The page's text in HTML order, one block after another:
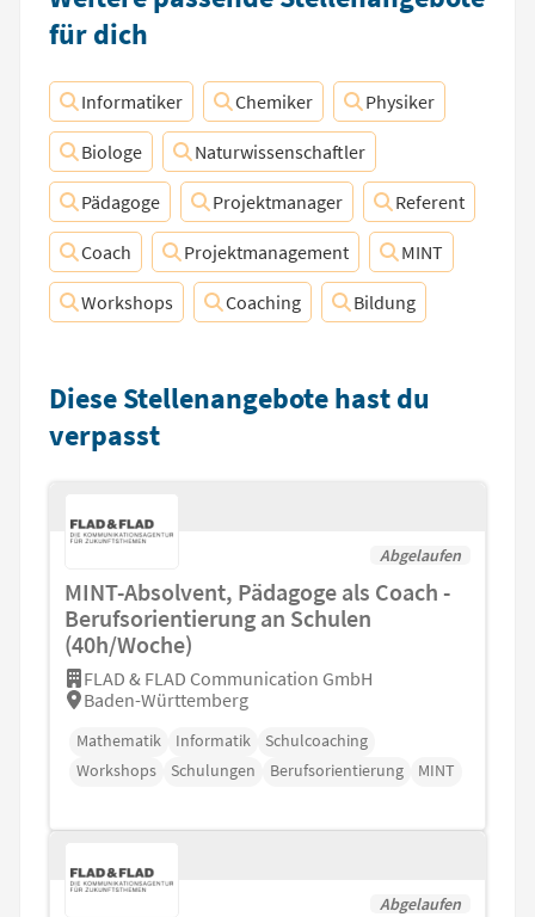
für dich
Informatiker Chemiker Physiker
Biologe Naturwissenschaftler
Pädagoge Projektmanager Referent
Coach Projektmanagement MINT
Workshops Coaching Bildung
Diese Stellenangebote hast du
verpasst
Abgelaufen
MINT-Absolvent, Pädagoge als Coach -
Berufsorientierung an Schulen
(40h/Woche)
FLAD & FLAD Communication GmbH
Baden-Württemberg
Mathematik Informatik
Schulcoaching
Workshops
Schulungen Berufsorientierung MINT
Abgelaufen